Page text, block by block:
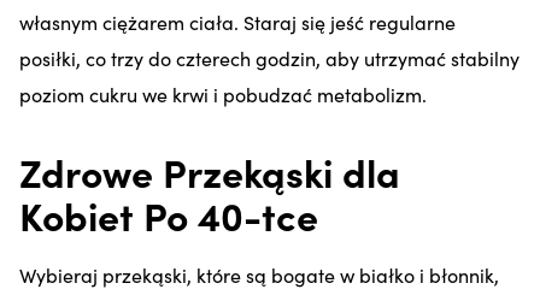
własnym ciężarem ciała. Staraj się jeść regularne
posiłki, co trzy do czterech godzin, aby utrzymać stabilny
poziom cukru we krwi i pobudzać metabolizm.
Zdrowe Przekąski dla
Kobiet Po 40-tce
Wybieraj przekąski, które są bogate w białko i błonnik,